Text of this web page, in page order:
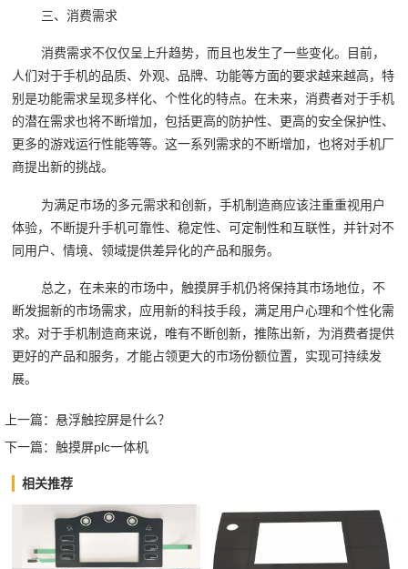
三、消费需求
消费需求不仅仅呈上升趋势，而且也发生了一些变化。目前，
人们对于手机的品质、外观、品牌、功能等方面的要求越来越高，特
别是功能需求呈现多样化、个性化的特点。在未来，消费者对于手机
的潜在需求也将不断增加，包括更高的防护性、更高的安全保护性、
更多的游戏运行性能等等。这一系列需求的不断增加，也将对手机厂
商提出新的挑战。
为满足市场的多元需求和创新，手机制造商应该注重重视用户
体验，不断提升手机可靠性、稳定性、可定制性和互联性，并针对不
同用户、情境、领域提供差异化的产品和服务。
总之，在未来的市场中，触摸屏手机仍将保持其市场地位，不
断发掘新的市场需求，应用新的科技手段，满足用户心理和个性化需
求。对于手机制造商来说，唯有不断创新，推陈出新，为消费者提供
更好的产品和服务，才能占领更大的市场份额位置，实现可持续发
展。
上一篇： 悬浮触控屏是什么？
下一篇： 触摸屏plc一体机
相关推荐